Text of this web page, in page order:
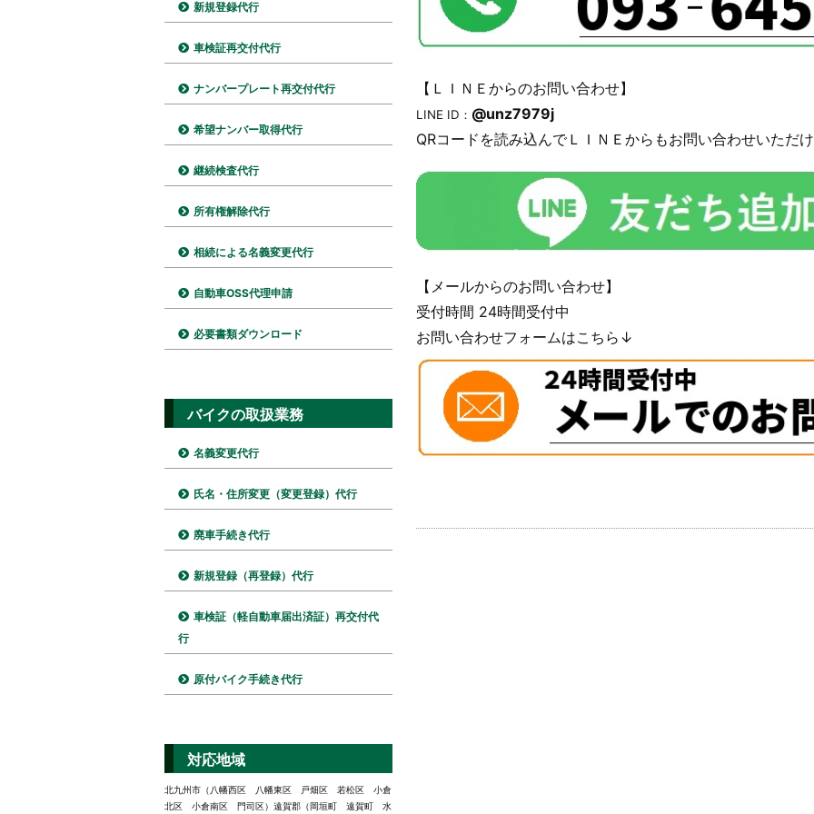
【ＬＩＮＥからのお問い合わせ】
LINE ID： @unz7979j
QRコードを読み込んでＬＩＮＥからもお問い合わせいただ
【メールからのお問い合わせ】
受付時間 24時間受付中
お問い合わせフォームはこちら↓
新規登録代行
車検証再交付代行
ナンバープレート再交付代行
希望ナンバー取得代行
継続検査代行
所有権解除代行
相続による名義変更代行
自動車OSS代理申請
必要書類ダウンロード
バイクの取扱業務
名義変更代行
氏名・住所変更（変更登録）代行
廃車手続き代行
新規登録（再登録）代行
車検証（軽自動車届出済証）再交付代
行
原付バイク手続き代行
対応地域
北九州市（八幡西区 八幡東区 戸畑区 若松区 小倉
北区 小倉南区 門司区）遠賀郡（岡垣町 遠賀町 水